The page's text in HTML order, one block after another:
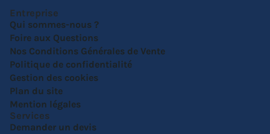
Entreprise
Qui sommes-nous ?
Foire aux Questions
Nos Conditions Générales de Vente
Politique de confidentialité
Gestion des cookies
Plan du site
Mention légales
Services
Demander un devis